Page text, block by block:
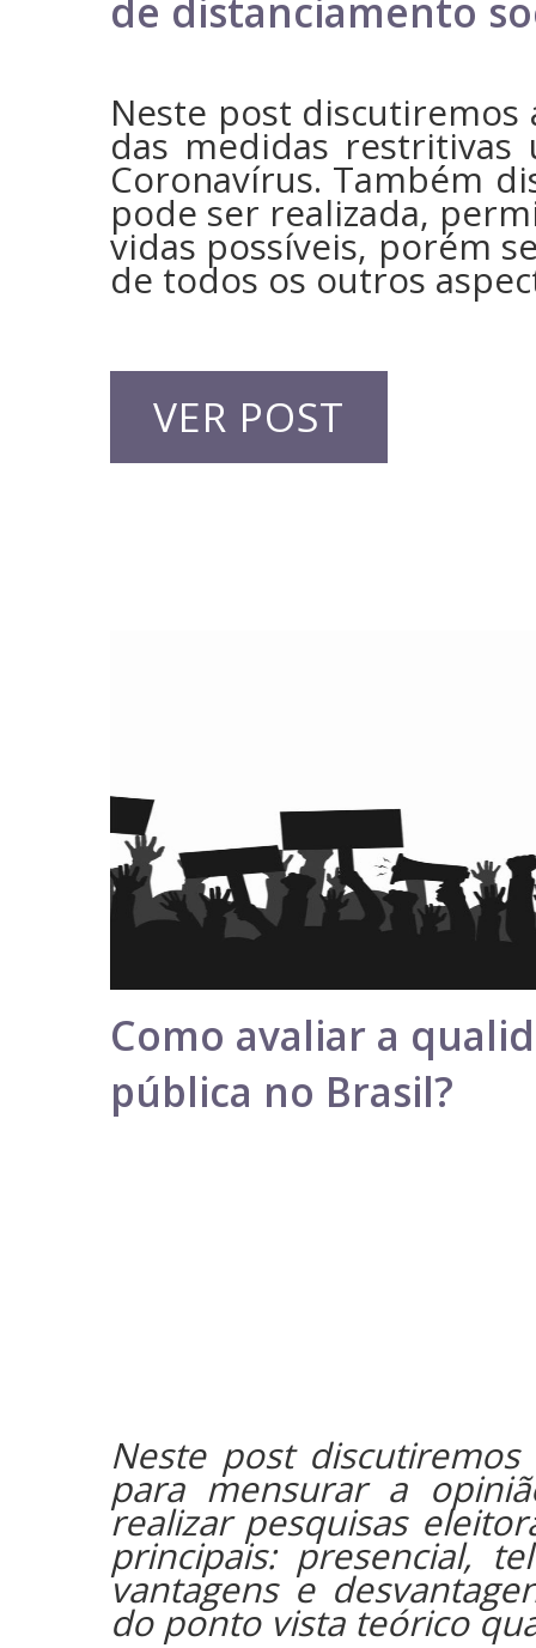
de distanciamento
Neste post
das medidas
Coronavírus. Também
pode ser realizada,
vidas possíveis, porém
de todos os outros
VER POST
Como avaliar a
pública no Brasil?
Neste post
para mensurar a
realizar pesquisas
principais: presencial,
vantagens e
do ponto vista teórico